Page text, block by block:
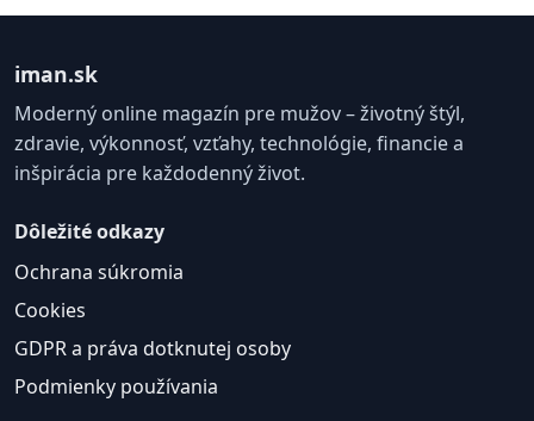
iman.sk
Moderný online magazín pre mužov – životný štýl,
zdravie, výkonnosť, vzťahy, technológie, financie a
inšpirácia pre každodenný život.
Dôležité odkazy
Ochrana súkromia
Cookies
GDPR a práva dotknutej osoby
Podmienky používania